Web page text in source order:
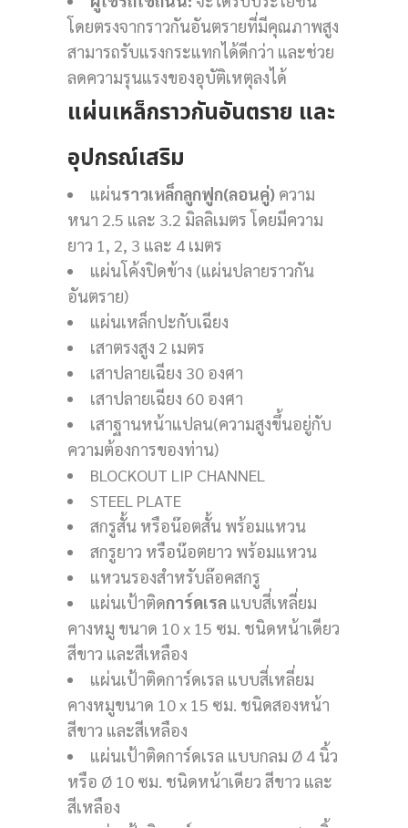
โดยตรงจากราวกันอันตรายที่มีคุณภาพสูง
สามารถรับแรงกระแทกได้ดีกว่า และช่วย
ลดความรุนแรงของอุบัติเหตุลงได้
แผ่นเหล็กราวกันอันตราย และ
อุปกรณ์เสริม
แผ่นราวเหล็กลูกฟูก(ลอนคู่) ความ
หนา 2.5 และ 3.2 มิลลิเมตร โดยมีความ
ยาว 1, 2, 3 และ 4 เมตร
แผ่นโค้งปิดข้าง (แผ่นปลายราวกัน
อันตราย)
แผ่นเหล็กปะกับเฉียง
เสาตรงสูง 2 เมตร
เสาปลายเฉียง 30 องศา
เสาปลายเฉียง 60 องศา
เสาฐานหน้าแปลน(ความสูงขึ้นอยู่กับ
ความต้องการของท่าน)
BLOCKOUT LIP CHANNEL
STEEL PLATE
สกรูสั้น หรือน๊อตสั้น พร้อมแหวน
สกรูยาว หรือน๊อตยาว พร้อมแหวน
แหวนรองสำหรับล๊อคสกรู
แผ่นเป้าติดการ์ดเรล แบบสี่เหลี่ยม
คางหมู ขนาด 10 x 15 ซม. ชนิดหน้าเดียว
สีขาว และสีเหลือง
แผ่นเป้าติดการ์ดเรล แบบสี่เหลี่ยม
คางหมูขนาด 10 x 15 ซม. ชนิดสองหน้า
สีขาว และสีเหลือง
แผ่นเป้าติดการ์ดเรล แบบกลม Ø 4 นิ้ว
หรือ Ø 10 ซม. ชนิดหน้าเดียว สีขาว และ
สีเหลือง